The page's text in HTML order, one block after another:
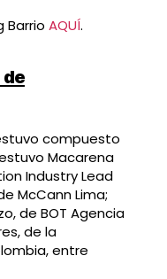
Barrio AQUÍ.
de
compuesto
Macarena
Industry Lead
McCann Lima;
de BOT Agencia
de la
entre